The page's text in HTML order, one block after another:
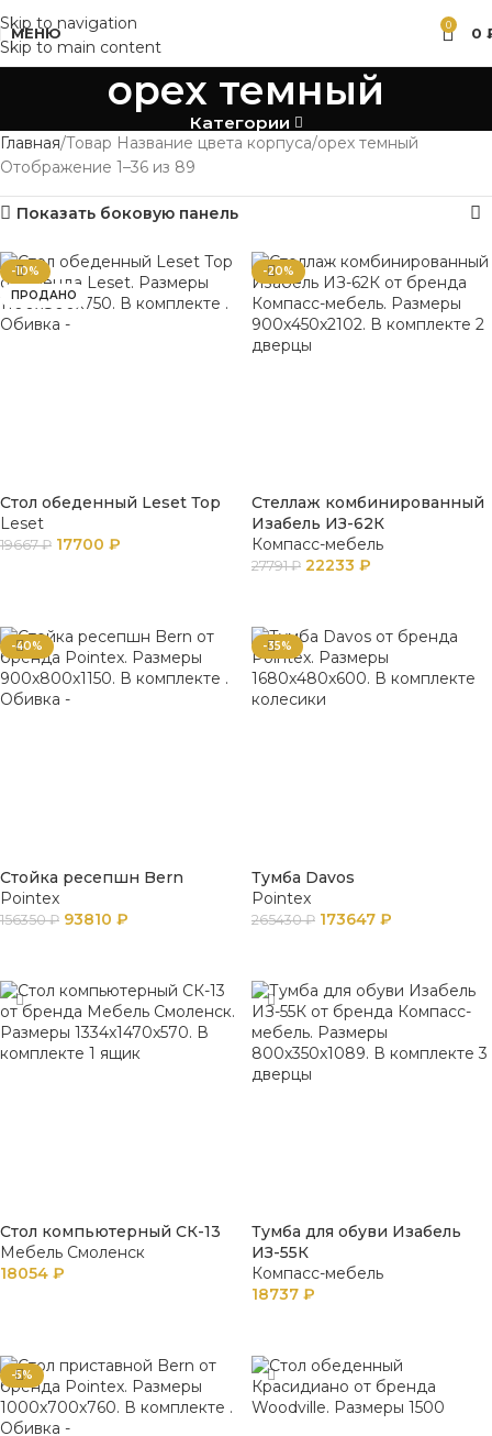
Skip to navigation
Skip to main content
МЕНЮ 0 0
орех темный
Категории
Главная Товар Название цвета корпуса орех темный
Отображение 1–36 из 89
Показать боковую панель
-10%
ПРОДАНО
Стол обеденный Leset Тор
Leset
19667₽ 17700 ₽
-20%
Стеллаж комбинированный
Изабель ИЗ-62К
Компасс-мебель
27791₽ 22233 ₽
-40%
Стойка ресепшн Bern
Pointex
156350₽ 93810 ₽
-35%
Тумба Davos
Pointex
265430₽ 173647 ₽
Стол компьютерный СК-13
Мебель Смоленск
18054 ₽
Тумба для обуви Изабель
ИЗ-55К
Компасс-мебель
18737 ₽
-5%